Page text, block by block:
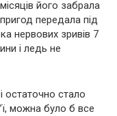
його забрала
передала під
нервових зривів 7
і ледь не
остаточно стало
можна було б все